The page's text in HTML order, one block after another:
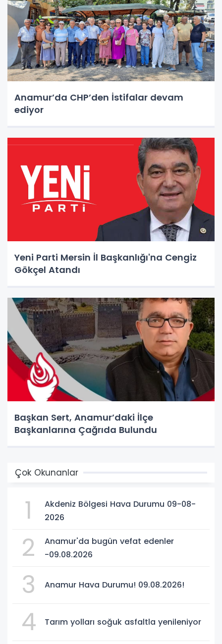
Anamur’da CHP’den İstifalar devam
ediyor
Yeni Parti Mersin İl Başkanlığı'na Cengiz
Gökçel Atandı
Başkan Sert, Anamur’daki İlçe
Başkanlarına Çağrıda Bulundu
Çok Okunanlar
1
Akdeniz Bölgesi Hava Durumu 09-08-
2026
2
Anamur'da bugün vefat edenler
-09.08.2026
3 Anamur Hava Durumu! 09.08.2026!
4 Tarım yolları soğuk asfaltla yenileniyor